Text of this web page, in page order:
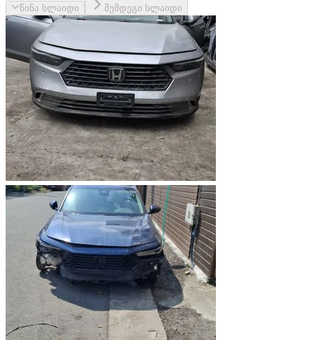
წინა სლაიდი შემდეგი სლაიდი